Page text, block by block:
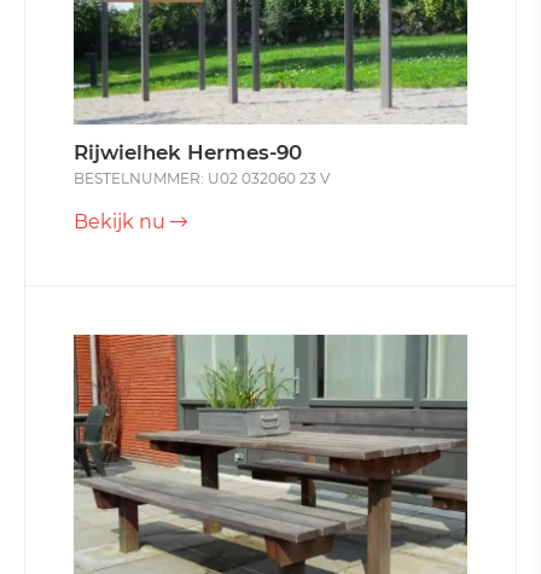
Rijwielhek Hermes-90
BESTELNUMMER: U02 032060 23 V
Bekijk nu